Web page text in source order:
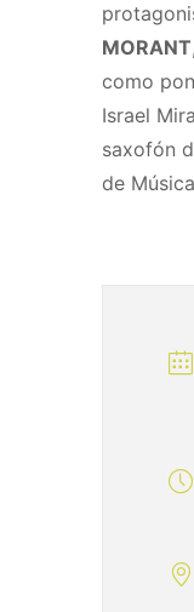
MORANT
como
Israel
saxofón
de